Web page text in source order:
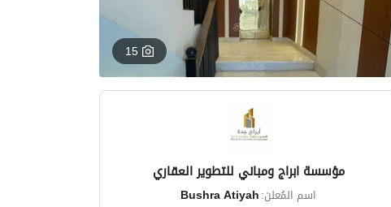
15
مؤسسة ابراج ومباني للتطوير العقاري
اسم المُعلن:Bushra Atiyah